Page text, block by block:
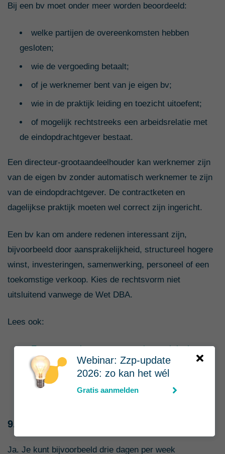
Bij een bv moet onder meer worden beoordeeld:
welke partijen de overeenkomsten hebben
gesloten;
wie de vergoeding betaalt;
of je werknemer bent van je eigen bv;
wie in de praktijk leiding en toezicht uitoefent;
of mogelijk rechtstreeks een arbeidsrelatie met
de eindopdrachtgever bestaat.
Een directeur-grootaandeelhouder kan werknemer zijn
van de eigen bv zonder automatisch werknemer te zijn
van de eindopdrachtgever. De contractketen en
dagelijkse praktijk moeten wel correct zijn ingericht.
Een bv kan om andere redenen interessant zijn,
bijvoorbeeld door aansprakelijkheid, structureel hogere
winst, investeringen, samenwerking, personeel of een
toekomstige verkoop. Kies de rechtsvorm niet
uitsluitend vanwege de Wet DBA.
Lees ook:
Eenmanszaak omzetten naar bv: praktisch
stappenplan
Ruisende of geruisloze inbreng: wat is het
9. Kun je loondienst en zzp combineren?
Ja. Je kunt bijvoorbeeld drie dagen per week
Webinar: Zzp-update
2026: zo kan het wél
Gratis aanmelden